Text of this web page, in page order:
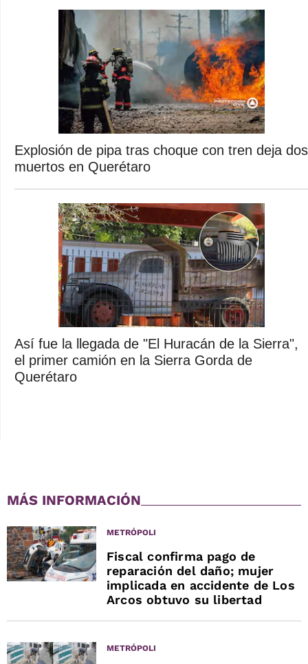
Explosión de pipa tras choque con tren deja dos
muertos en Querétaro
Así fue la llegada de "El Huracán de la Sierra",
el primer camión en la Sierra Gorda de
Querétaro
MÁS INFORMACIÓN
METRÓPOLI
Fiscal confirma pago de
reparación del daño; mujer
implicada en accidente de Los
Arcos obtuvo su libertad
METRÓPOLI